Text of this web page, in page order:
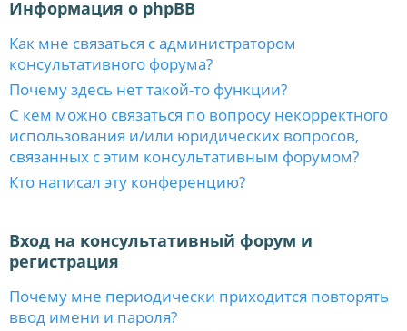
Информация о phpBB
Как мне связаться с администратором
консультативного форума?
Почему здесь нет такой-то функции?
С кем можно связаться по вопросу некорректного
использования и/или юридических вопросов,
связанных с этим консультативным форумом?
Кто написал эту конференцию?
Вход на консультативный форум и
регистрация
Почему мне периодически приходится повторять
ввод имени и пароля?